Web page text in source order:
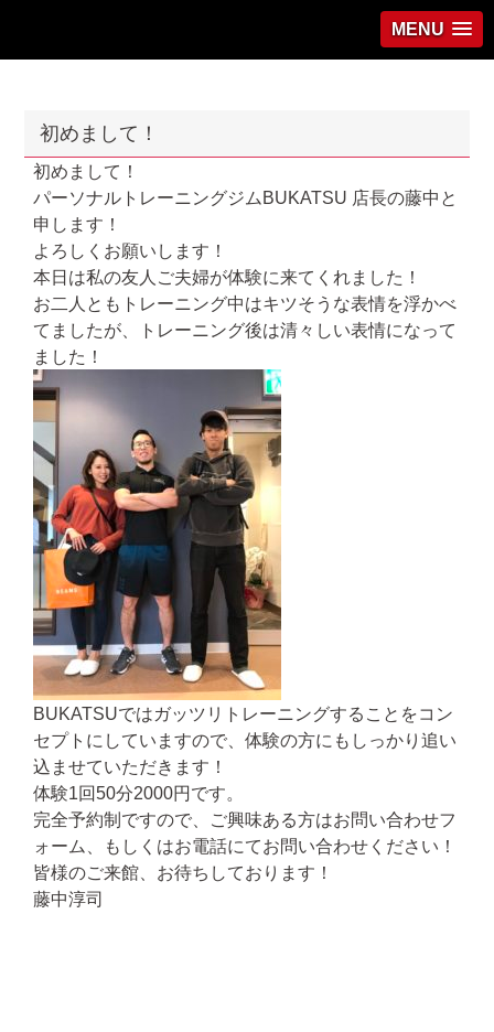
MENU
初めまして！
初めまして！
パーソナルトレーニングジムBUKATSU 店長の藤中と
申します！
よろしくお願いします！
本日は私の友人ご夫婦が体験に来てくれました！
お二人ともトレーニング中はキツそうな表情を浮かべ
てましたが、トレーニング後は清々しい表情になって
ました！
BUKATSUではガッツリトレーニングすることをコン
セプトにしていますので、体験の方にもしっかり追い
込ませていただきます！
体験1回50分2000円です。
完全予約制ですので、ご興味ある方はお問い合わせフ
ォーム、もしくはお電話にてお問い合わせください！
皆様のご来館、お待ちしております！
藤中淳司